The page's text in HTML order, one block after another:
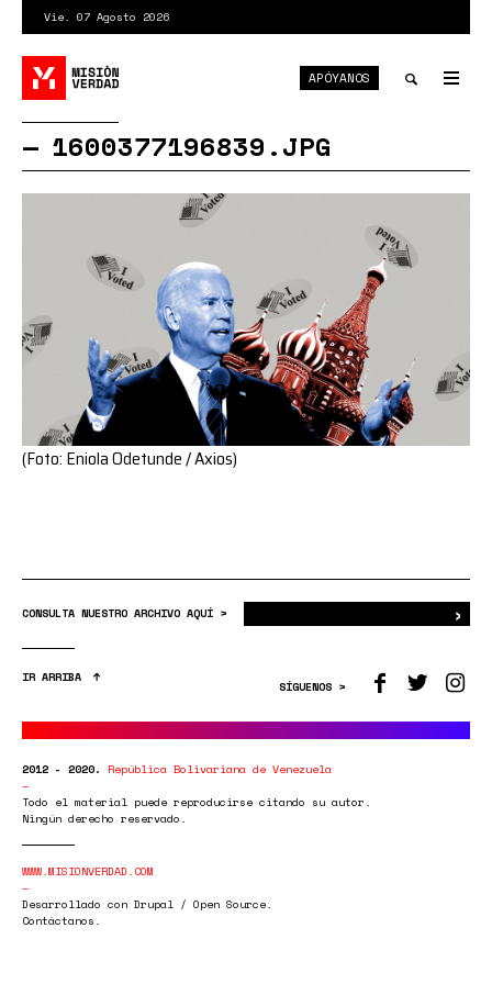
contenido
principal
Vie. 07 Agosto 2026
search
APÓYANOS
1600377196839.JPG
(Foto: Eniola Odetunde / Axios)
CONSULTA NUESTRO ARCHIVO AQUÍ > ›
IR ARRIBA
SÍGUENOS >
2012 - 2020. República Bolivariana de Venezuela
Todo el material puede reproducirse citando su autor.
Ningún derecho reservado.
WWW.MISIONVERDAD.COM
Desarrollado con Drupal / Open Source.
Contáctanos.